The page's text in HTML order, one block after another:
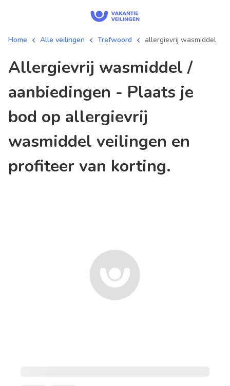
Home Alle veilingen Trefwoord allergievrij wasmiddel
allergievrij wasmiddel /
aanbiedingen - Plaats je
bod op allergievrij
wasmiddel veilingen en
profiteer van korting.